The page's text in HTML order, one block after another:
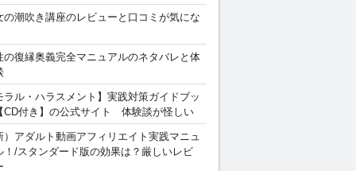
の潮吹き講座のレビューと口コミが気にな
の復縁奥義完全マニュアルのネタバレと体
ラル・ハラスメント】実践対策ガイドブッ
CD付き】の公式サイト 体験談が怪しい
）アダルト動画アフィリエイト実践マニュ
！/スタンダード版の効果は？厳しいレビ